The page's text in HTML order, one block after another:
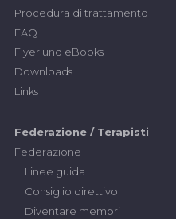
Procedura di trattamento
FAQ
Flyer und eBooks
Downloads
Links
Federazione / Terapisti
Federazione
Linee guida
Consiglio direttivo
Diventare membri